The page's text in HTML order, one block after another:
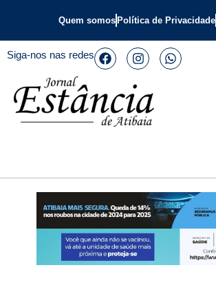
Quem somos Política de Privacidade
Siga-nos nas redes